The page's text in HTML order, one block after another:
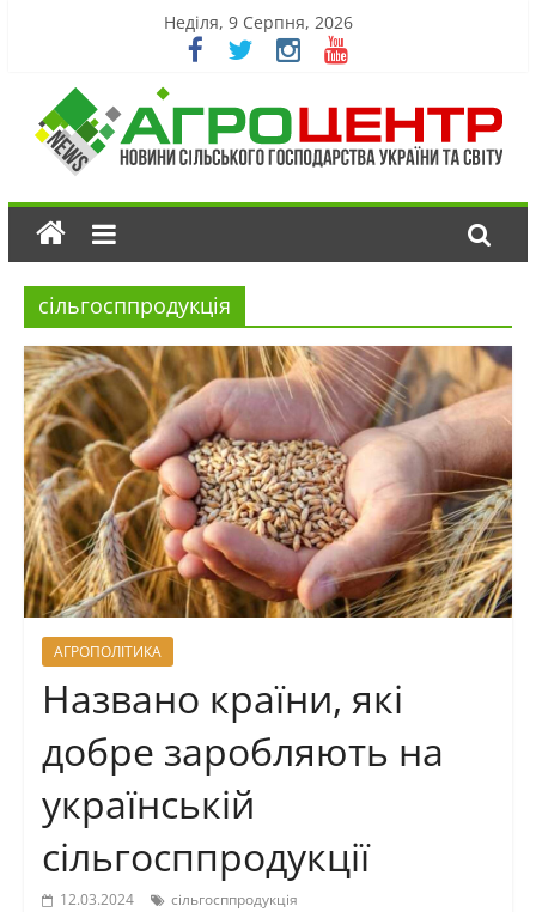
Неділя, 9 Серпня, 2026
сільгосппродукція
АГРОПОЛІТИКА
Названо країни, які
добре заробляють на
українській
сільгосппродукції
12.03.2024 сільгосппродукція